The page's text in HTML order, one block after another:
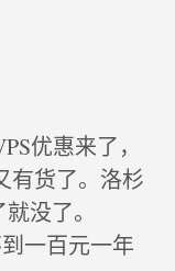
优惠来了，
有货了。洛杉
没了。
一百元一年